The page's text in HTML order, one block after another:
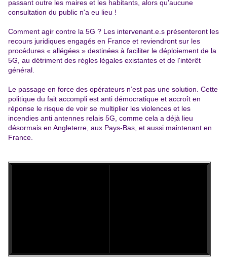
passant outre les maires et les habitants, alors qu'aucune
consultation du public n'a eu lieu !
Comment agir contre la 5G ? Les intervenant.e.s présenteront les
recours juridiques engagés en France et reviendront sur les
procédures « allégées » destinées à faciliter le déploiement de la
5G, au détriment des règles légales existantes et de l'intérêt
général.
Le passage en force des opérateurs n’est pas une solution. Cette
politique du fait accompli est anti démocratique et accroît en
réponse le risque de voir se multiplier les violences et les
incendies anti antennes relais 5G, comme cela a déjà lieu
désormais en Angleterre, aux Pays-Bas, et aussi maintenant en
France.